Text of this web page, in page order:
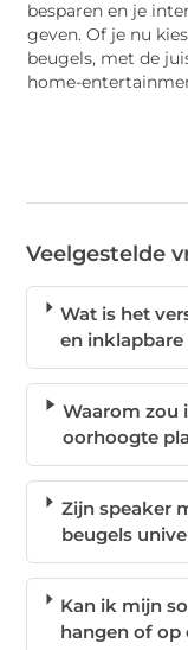
besparen en je
geven. Of je nu
beugels, met de
home-
Veelgestelde
Wat is het
en inklapbare
Waarom zou
oorhoogte
Zijn speaker
beugels
Kan ik mijn
hangen of op